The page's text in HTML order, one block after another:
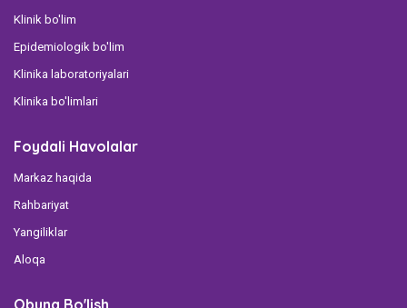
Klinik bo'lim
Epidemiologik bo'lim
Klinika laboratoriyalari
Klinika bo'limlari
Foydali Havolalar
Markaz haqida
Rahbariyat
Yangiliklar
Aloqa
Obuna Bo'lish